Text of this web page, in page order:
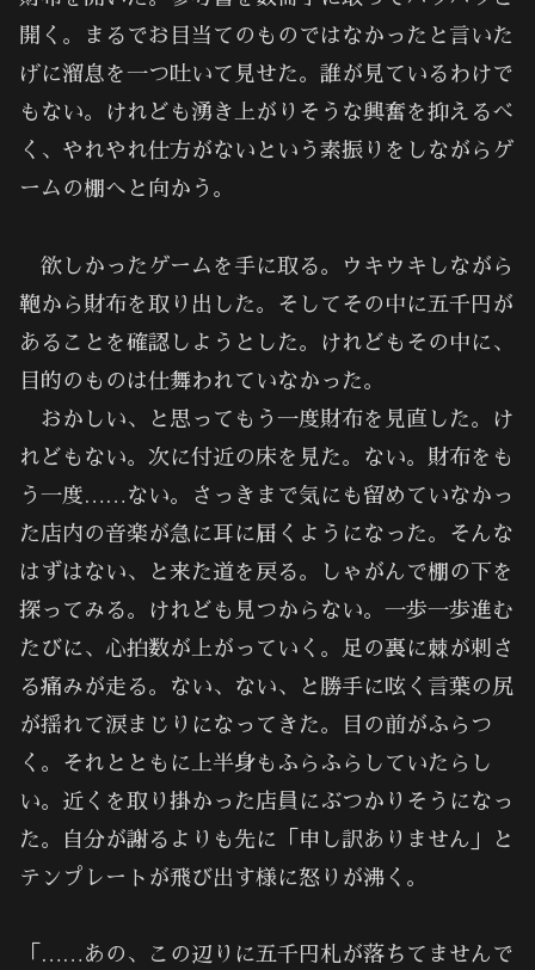
開く。まるでお目当てのものではなかったと言いた
げに溜息を一つ吐いて見せた。誰が見ているわけで
もない。けれども湧き上がりそうな興奮を抑えるべ
く、やれやれ仕方がないという素振りをしながらゲ
ームの棚へと向かう。
欲しかったゲームを手に取る。ウキウキしながら
鞄から財布を取り出した。そしてその中に五千円が
あることを確認しようとした。けれどもその中に、
目的のものは仕舞われていなかった。
おかしい、と思ってもう一度財布を見直した。け
れどもない。次に付近の床を見た。ない。財布をも
う一度……ない。さっきまで気にも留めていなかっ
た店内の音楽が急に耳に届くようになった。そんな
はずはない、と来た道を戻る。しゃがんで棚の下を
探ってみる。けれども見つからない。一歩一歩進む
たびに、心拍数が上がっていく。足の裏に棘が刺さ
る痛みが走る。ない、ない、と勝手に呟く言葉の尻
が揺れて涙まじりになってきた。目の前がふらつ
く。それとともに上半身もふらふらしていたらし
い。近くを取り掛かった店員にぶつかりそうになっ
た。自分が謝るよりも先に「申し訳ありません」と
テンプレートが飛び出す様に怒りが沸く。
「……あの、この辺りに五千円札が落ちてませんで